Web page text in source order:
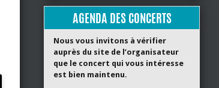
AGENDA DES CONCERTS
Nous vous invitons à vérifier
auprès du site de l’organisateur
que le concert qui vous intéresse
est bien maintenu.